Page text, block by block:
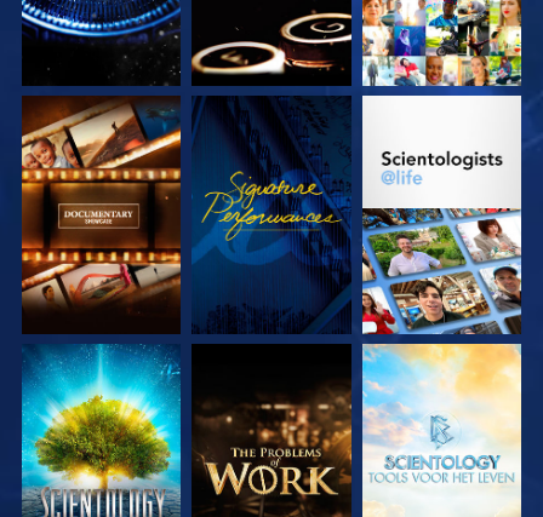
VERKEN DE SERIE KIJK VERKEN DE SERIE
VERKEN DE SERIE VERKEN DE SERIE VERKEN DE SERIE